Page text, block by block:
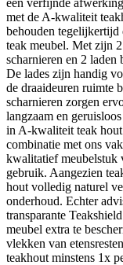
een verfijnde
met de A-kwaliteit
behouden tegelijkertijd
teak meubel. Met zijn
scharnieren en 2 laden
De lades zijn handig
de draaideuren ruimte
scharnieren zorgen
langzaam en
in A-kwaliteit teak
combinatie met ons
kwalitatief meubelstuk
gebruik. Aangezien
hout volledig naturel
onderhoud. Echter
transparante
meubel extra te
vlekken van
teakhout minstens 1x